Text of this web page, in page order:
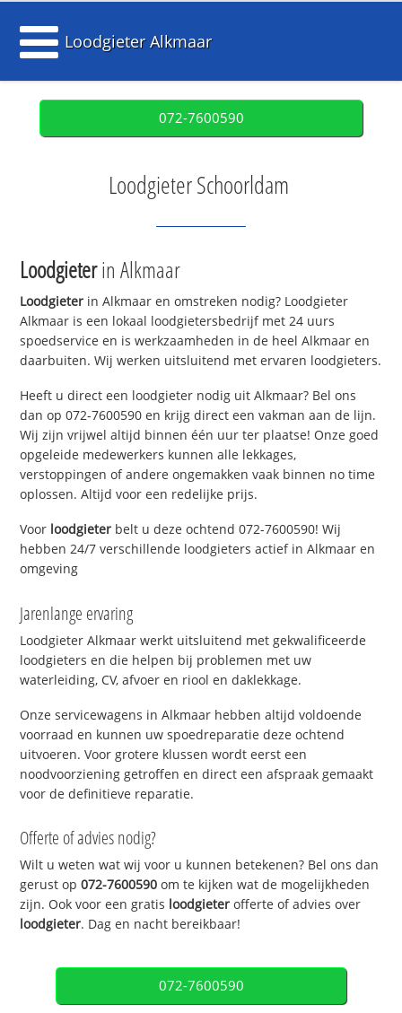
Loodgieter Alkmaar
072-7600590
Loodgieter Schoorldam
Loodgieterin Alkmaar
Loodgieter in Alkmaar en omstreken nodig? Loodgieter
Alkmaar is een lokaal loodgietersbedrijf met 24 uurs
spoedservice en is werkzaamheden in de heel Alkmaar en
daarbuiten. Wij werken uitsluitend met ervaren loodgieters.
Heeft u direct een loodgieter nodig uit Alkmaar? Bel ons
dan op 072-7600590 en krijg direct een vakman aan de lijn.
Wij zijn vrijwel altijd binnen één uur ter plaatse! Onze goed
opgeleide medewerkers kunnen alle lekkages,
verstoppingen of andere ongemakken vaak binnen no time
oplossen. Altijd voor een redelijke prijs.
Voor loodgieter belt u deze ochtend 072-7600590! Wij
hebben 24/7 verschillende loodgieters actief in Alkmaar en
omgeving
Jarenlange ervaring
Loodgieter Alkmaar werkt uitsluitend met gekwalificeerde
loodgieters en die helpen bij problemen met uw
waterleiding, CV, afvoer en riool en daklekkage.
Onze servicewagens in Alkmaar hebben altijd voldoende
voorraad en kunnen uw spoedreparatie deze ochtend
uitvoeren. Voor grotere klussen wordt eerst een
noodvoorziening getroffen en direct een afspraak gemaakt
voor de definitieve reparatie.
Offerte of advies nodig?
Wilt u weten wat wij voor u kunnen betekenen? Bel ons dan
gerust op072-7600590 om te kijken wat de mogelijkheden
zijn. Ook voor een gratis loodgieter offerte of advies over
loodgieter. Dag en nacht bereikbaar!
072-7600590